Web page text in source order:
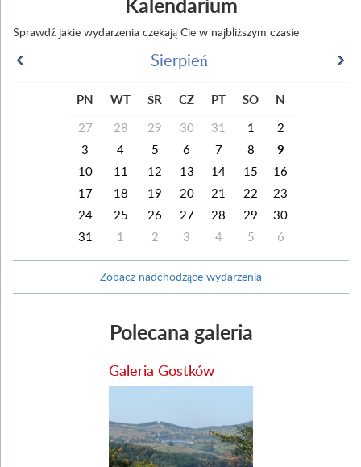
Sprawdź jakie wydarzenia czekają Cie w najbliższym czasie
Sierpień
PN WT ŚR CZ PT SO N
27 28 29 30 31 1
2
3
4 5 6 7 8 9
10 11 12 13 14 15
16
17
18 19 20 21 22
23
24
25 26 27 28 29
30
31
1 2 3 4 5 6
Zobacz nadchodzące wydarzenia
Polecana galeria
Galeria Gostków